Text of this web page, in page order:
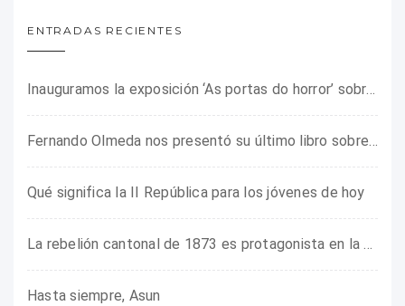
ENTRADAS RECIENTES
Inauguramos la exposición ‘As portas do horror’ sobre el campo de concentración franquista de Camposancos
Fernando Olmeda nos presentó su último libro sobre la fotógrafa Gerda Taro
Qué significa la II República para los jóvenes de hoy
La rebelión cantonal de 1873 es protagonista en la ARMHADH
Hasta siempre, Asun